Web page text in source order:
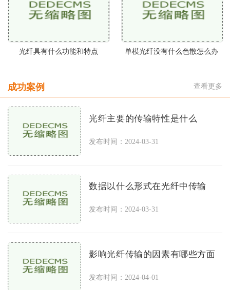
光纤具有什么功能和特点 单模光纤没有什么色散怎么办
成功案例 查看更多
光纤主要的传输特性是什么
发布时间：2024-03-31
数据以什么形式在光纤中传输
发布时间：2024-03-31
影响光纤传输的因素有哪些方面
发布时间：2024-04-01